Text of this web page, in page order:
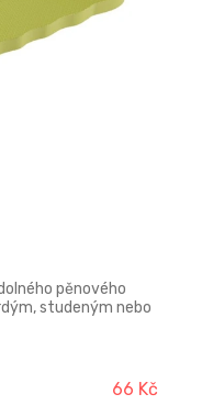
pěnového
studeným nebo
66 Kč